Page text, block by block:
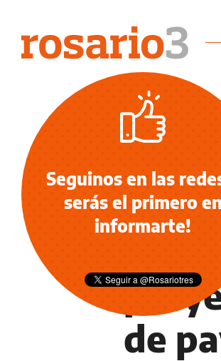
INFORMACIÓN
de
Seguinos en las
serás el primero en
informarte!